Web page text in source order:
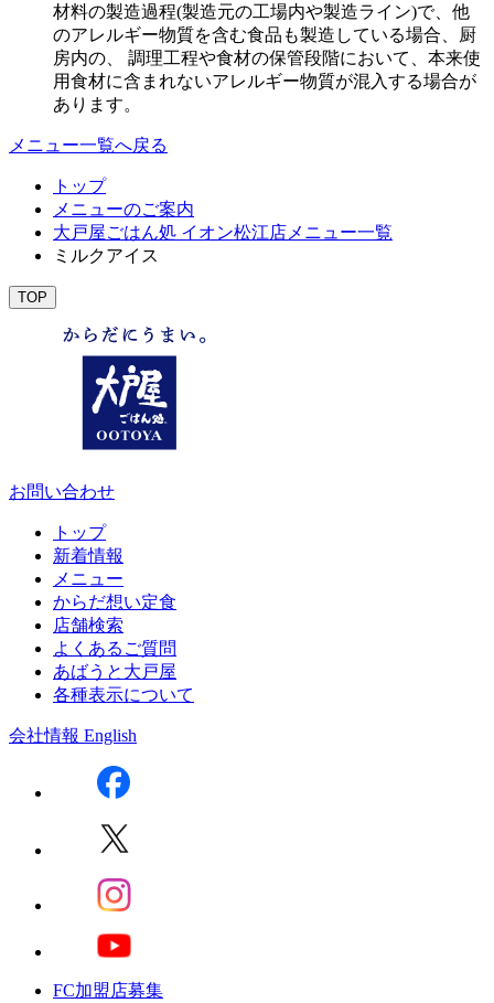
材料の製造過程(製造元の工場内や製造ライン)で、他
のアレルギー物質を含む食品も製造している場合、厨
房内の、 調理工程や食材の保管段階において、本来使
用食材に含まれないアレルギー物質が混入する場合が
あります。
メニュー一覧へ戻る
トップ
メニューのご案内
大戸屋ごはん処 イオン松江店メニュー一覧
ミルクアイス
TOP
お問い合わせ
トップ
新着情報
メニュー
からだ想い定食
店舗検索
よくあるご質問
あばうと大戸屋
各種表示について
会社情報 English
FC加盟店募集